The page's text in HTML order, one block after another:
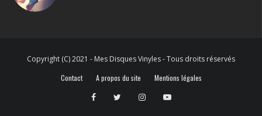
Copyright (C) 2021 - Mes Disques Vinyles - Tous droits réservés
Contact
A propos du site Mentions légales